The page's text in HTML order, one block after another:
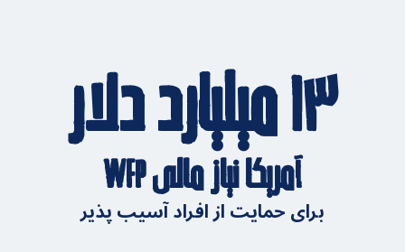
۱۳ میلیارد دلار
آمریکا نیاز مالی WFP
برای حمایت از افراد آسیب پذیر